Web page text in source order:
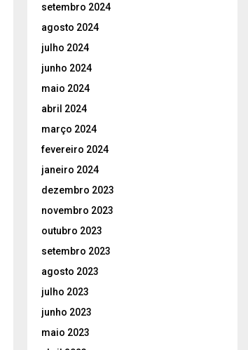
setembro 2024
agosto 2024
julho 2024
junho 2024
maio 2024
abril 2024
março 2024
fevereiro 2024
janeiro 2024
dezembro 2023
novembro 2023
outubro 2023
setembro 2023
agosto 2023
julho 2023
junho 2023
maio 2023